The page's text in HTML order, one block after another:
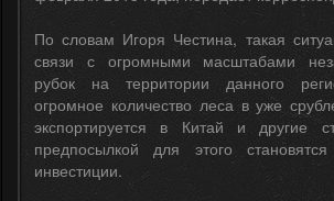
По словам Игоря Честина, такая
связи с огромными масштабами
рубок на территории данного
огромное количество леса в уже
экспортируется в Китай и другие
предпосылкой для этого
инвестиции.